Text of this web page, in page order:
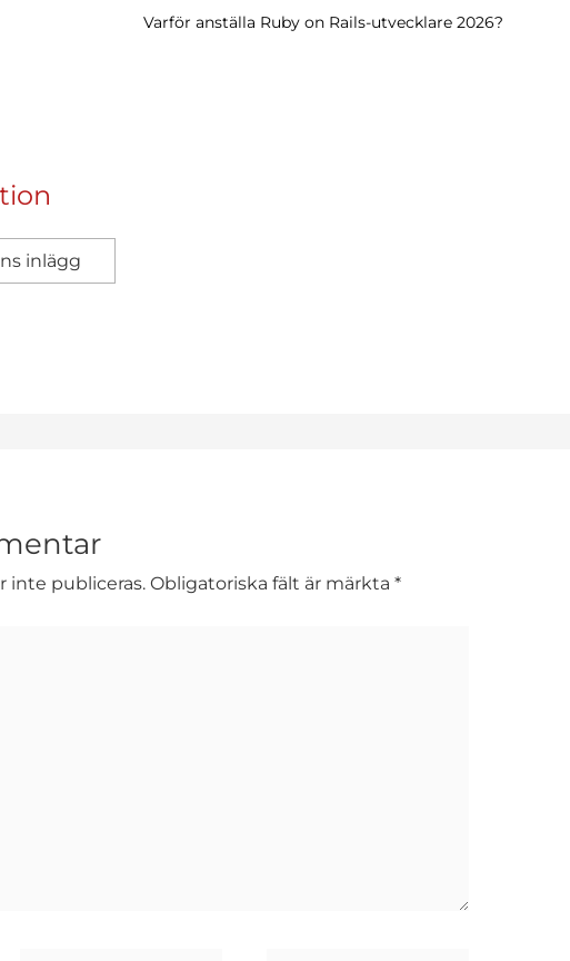
2026? Dataskrapning i skenor genom att bearbeta CSV
inlägg
inte publiceras. Obligatoriska fält är märkta *